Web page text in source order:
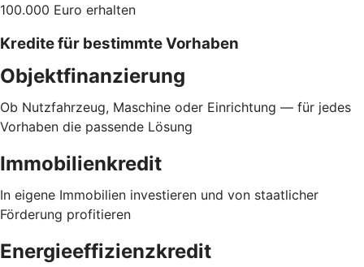
100.000 Euro erhalten
Kredite für bestimmte Vorhaben
Objektfinanzierung
Ob Nutzfahrzeug, Maschine oder Einrichtung — für jedes
Vorhaben die passende Lösung
Immobilienkredit
In eigene Immobilien investieren und von staatlicher
Förderung profitieren
Energieeffizienzkredit